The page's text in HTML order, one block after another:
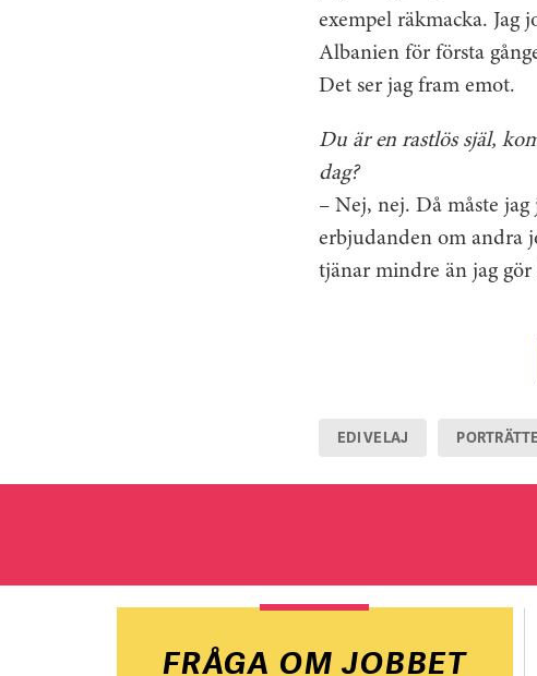
exempel räkmacka. Jag
Albanien för första
Det ser jag fram emot.
Du är en rastlös själ,
dag?
– Nej, nej. Då måste
erbjudanden om andra
tjänar mindre än jag gör
EDI VELAJ
FRÅGA OM JOBBET